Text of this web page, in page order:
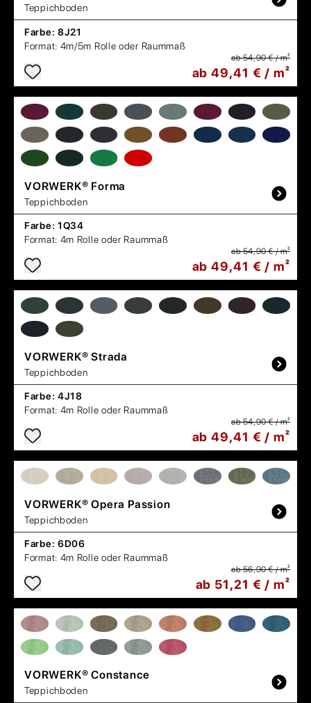
Teppichboden
Farbe: 8J21
Format: 4m/5m Rolle oder Raummaß
ab 54,90 € / m²
ab 49,41 € / m²
VORWERK® Forma
Teppichboden
Farbe: 1Q34
Format: 4m Rolle oder Raummaß
ab 54,90 € / m²
ab 49,41 € / m²
VORWERK® Strada
Teppichboden
Farbe: 4J18
Format: 4m Rolle oder Raummaß
ab 54,90 € / m²
ab 49,41 € / m²
VORWERK® Opera Passion
Teppichboden
Farbe: 6D06
Format: 4m Rolle oder Raummaß
ab 56,90 € / m²
ab 51,21 € / m²
VORWERK® Constance
Teppichboden